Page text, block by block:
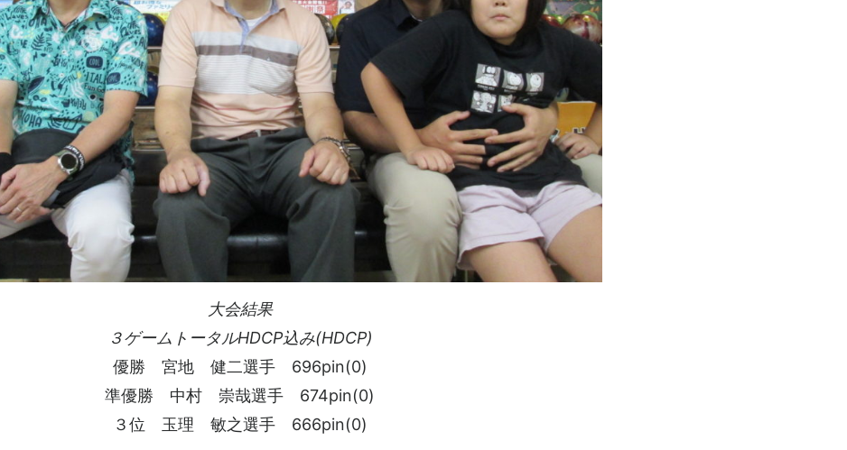
大会結果
３ゲームトータルHDCP込み(HDCP)
優勝 宮地 健二選手 696pin(0)
準優勝 中村 崇哉選手 674pin(0)
３位 玉理 敏之選手 666pin(0)